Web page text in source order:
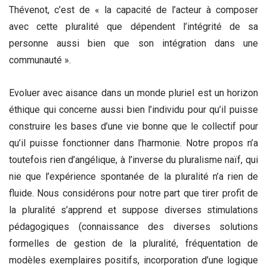
Thévenot, c’est de « la capacité de l’acteur à composer
avec cette pluralité que dépendent l’intégrité de sa
personne aussi bien que son intégration dans une
communauté ».
Evoluer avec aisance dans un monde pluriel est un horizon
éthique qui concerne aussi bien l’individu pour qu’il puisse
construire les bases d’une vie bonne que le collectif pour
qu’il puisse fonctionner dans l’harmonie. Notre propos n’a
toutefois rien d’angélique, à l’inverse du pluralisme naïf, qui
nie que l’expérience spontanée de la pluralité n’a rien de
fluide. Nous considérons pour notre part que tirer profit de
la pluralité s’apprend et suppose diverses stimulations
pédagogiques (connaissance des diverses solutions
formelles de gestion de la pluralité, fréquentation de
modèles exemplaires positifs, incorporation d’une logique